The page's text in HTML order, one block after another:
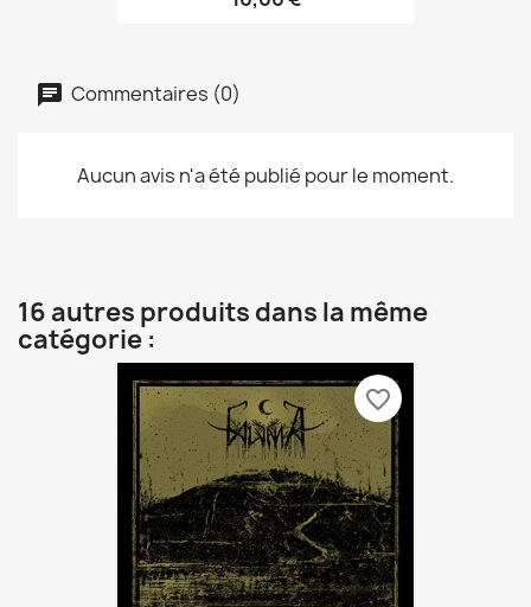
Commentaires (0)
Aucun avis n'a été publié pour le moment.
16 autres produits dans la même
catégorie :
favorite_border